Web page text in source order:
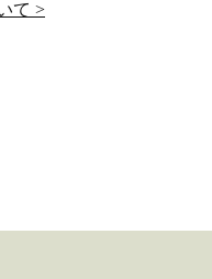
て >